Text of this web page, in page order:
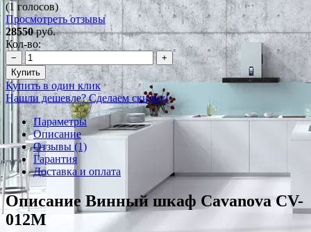
(1 голосов)
Просмотреть отзывы
28550руб.
Кол-во:
−
+
Купить
Купить в один клик
Нашли дешевле? Сделаем скидку!
Параметры
Описание
Отзывы (1)
Гарантия
Доставка и оплата
Описание Винный шкаф Cavanova CV-
012M